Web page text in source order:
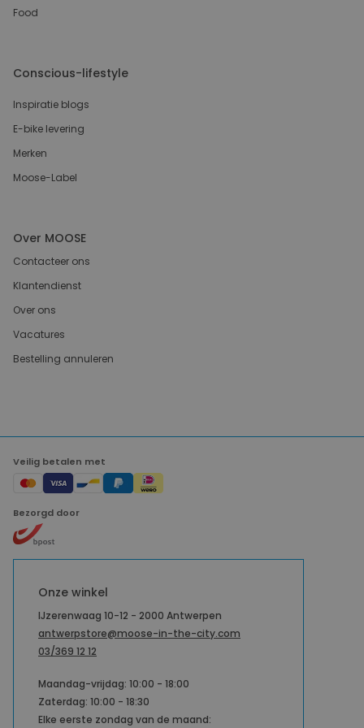
Food
Conscious-lifestyle
Inspiratie blogs
E-bike levering
Merken
Moose-Label
Over MOOSE
Contacteer ons
Klantendienst
Over ons
Vacatures
Bestelling annuleren
Veilig betalen met
Bezorgd door
Onze winkel
IJzerenwaag 10-12 - 2000 Antwerpen
antwerpstore@moose-in-the-city.com
03/369 12 12
Maandag-vrijdag: 10:00 - 18:00
Zaterdag: 10:00 - 18:30
Elke eerste zondag van de maand: